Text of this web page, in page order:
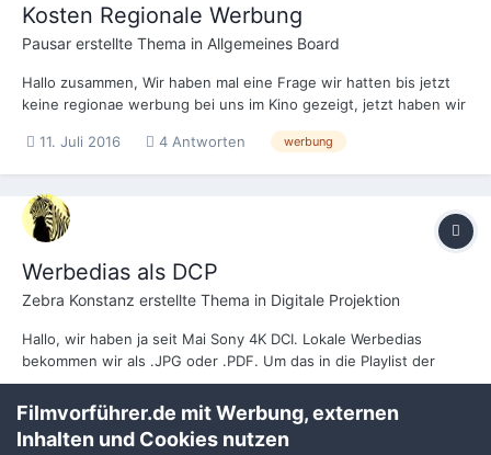
Kosten Regionale Werbung
Pausar erstellte Thema in Allgemeines Board
Hallo zusammen, Wir haben mal eine Frage wir hatten bis jetzt
keine regionae werbung bei uns im Kino gezeigt, jetzt haben wir
Monat. Was würdert ihr dafür für einen Preis nehmen? Danke im
11. Juli 2016 4 Antworten werbung
Werbedias als DCP
Zebra Konstanz erstellte Thema in Digitale Projektion
Hallo, wir haben ja seit Mai Sony 4K DCI. Lokale Werbedias
bekommen wir als .JPG oder .PDF. Um das in die Playlist der
Vorstellung einzubauen machen wir mit Powerpoint einen
Videofilm und draus mit dcpomatic die CPL. Leider leider bietet
unser Powerpoint 2013 nicht ganz optimale Bildauflösun...
Werbung DCP (und 1 weiterer)
Filmvorführer.de mit Werbung, externen
Inhalten und Cookies nutzen